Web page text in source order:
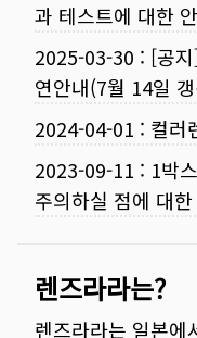
과 테스트에 대한
2025-03-30 : [공
연안내(7월 14일
2024-04-01 : 컬러
2023-09-11 : 1박
주의하실 점에 대한
렌즈라라는?
렌즈라라는 일본에